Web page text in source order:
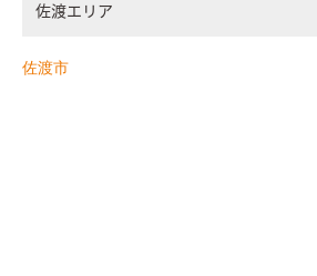
佐渡エリア
佐渡市